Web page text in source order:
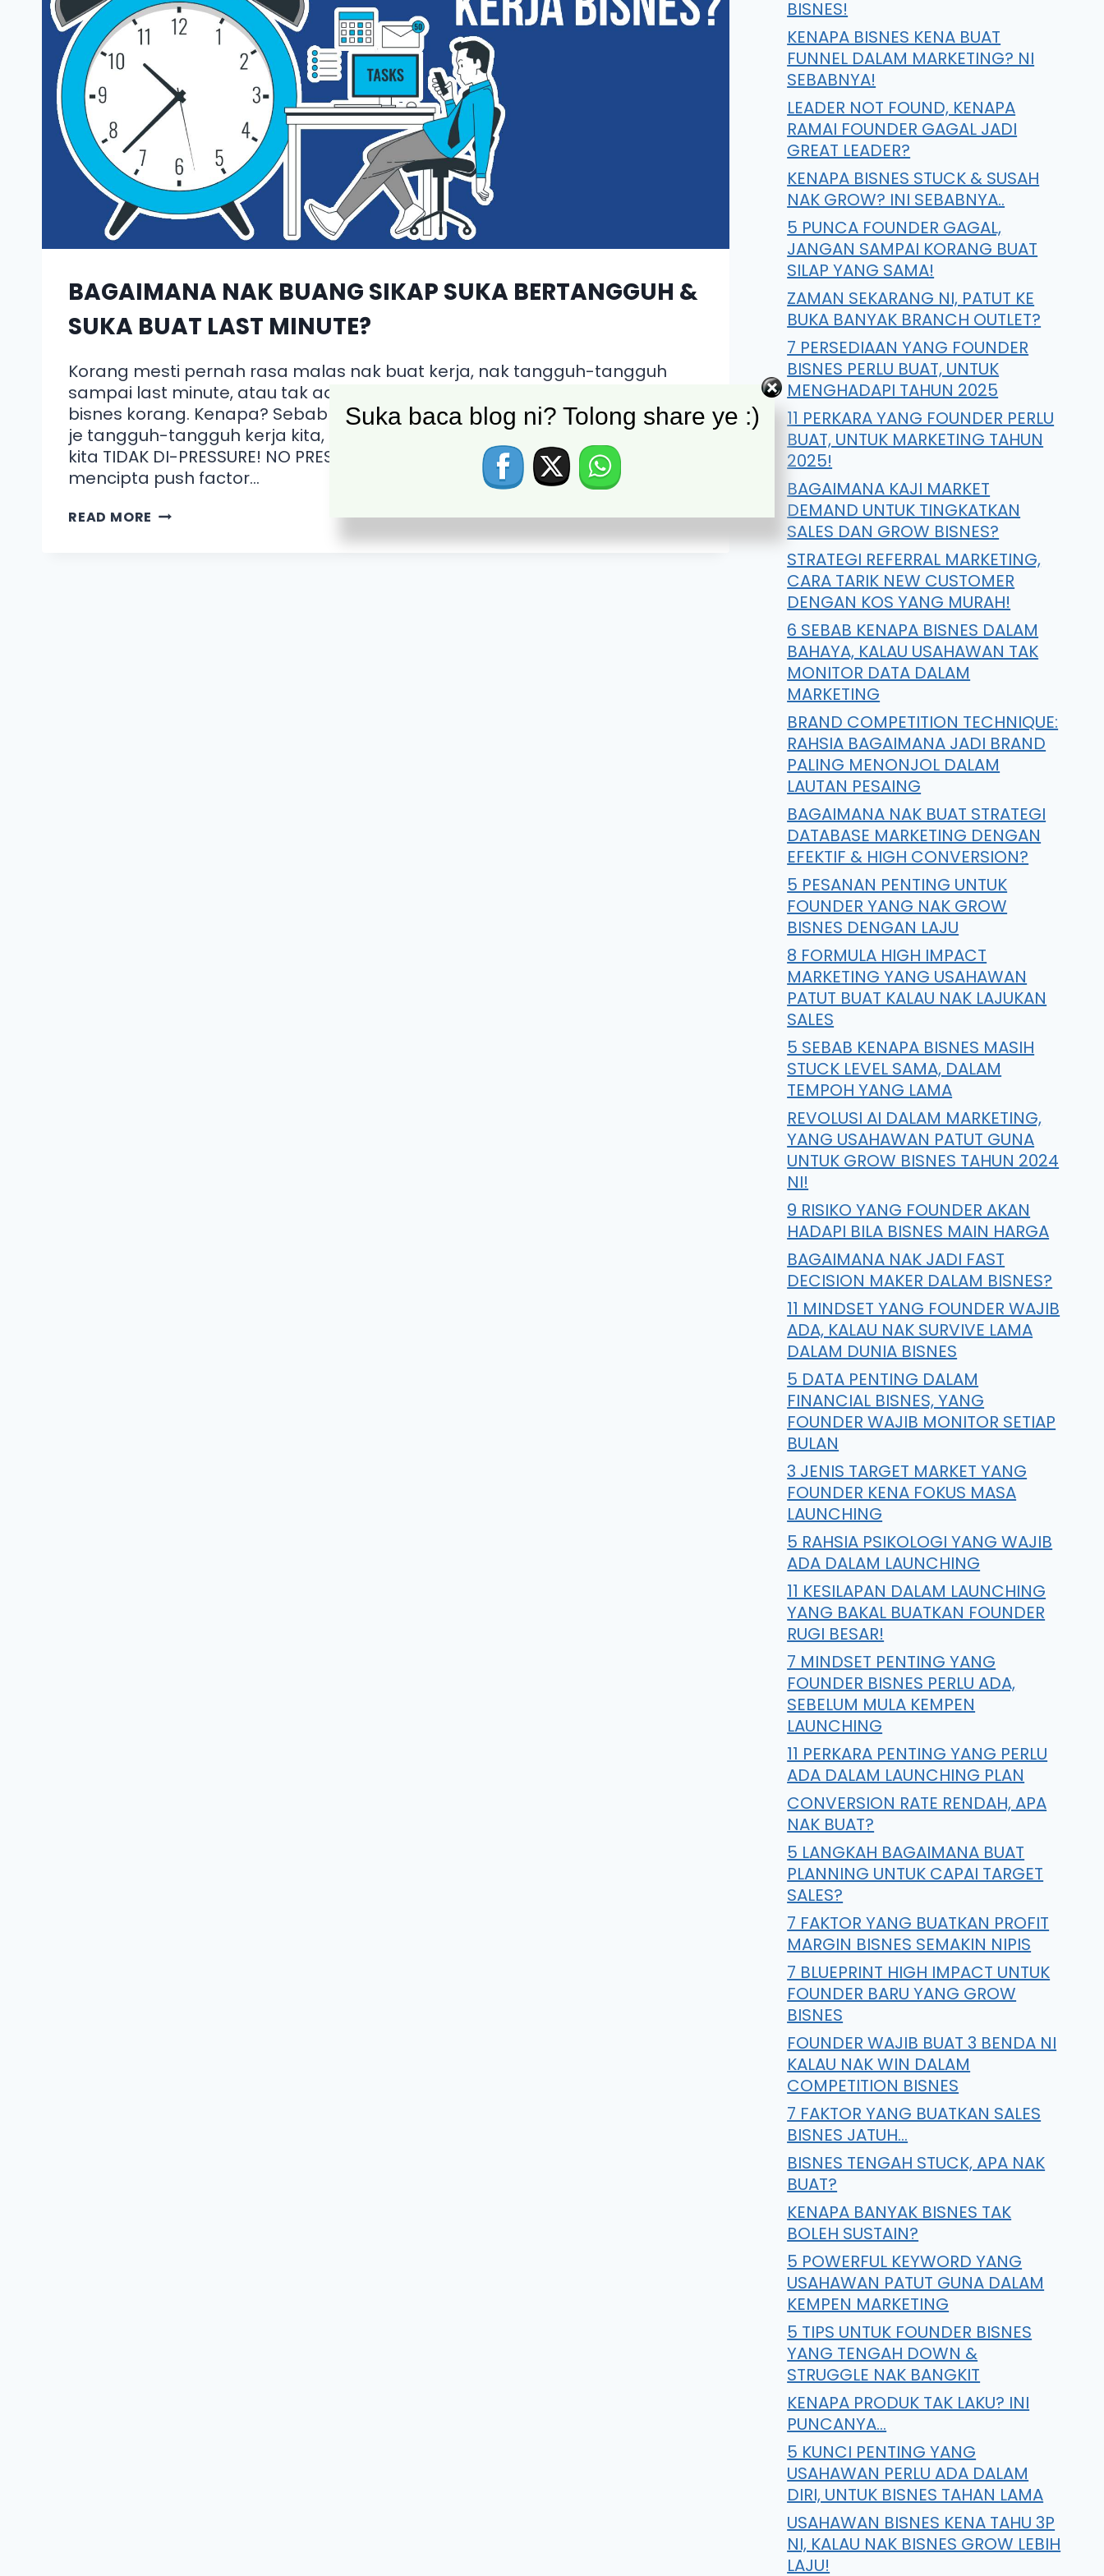
BAGAIMANA NAK BUANG SIKAP SUKA BERTANGGUH &
SUKA BUAT LAST MINUTE?
Korang mesti pernah rasa malas nak buat kerja, nak tangguh-tangguh
sampai last minute, atau tak ada motivasi langsung nak capai target
bisnes korang. Kenapa? Sebab kita tak ada pressure! Betul tak? Kita selalu
je tangguh-tangguh kerja kita, lambat-lambatkan kejayaan kita, sebab
kita TIDAK DI-PRESSURE! NO PRESSURE, NO FEAR! Bila ada pressure, ianya
mencipta push factor…
READ MORE
BISNES!
KENAPA BISNES KENA BUAT
FUNNEL DALAM MARKETING? NI
SEBABNYA!
LEADER NOT FOUND, KENAPA
RAMAI FOUNDER GAGAL JADI
GREAT LEADER?
KENAPA BISNES STUCK & SUSAH
NAK GROW? INI SEBABNYA..
5 PUNCA FOUNDER GAGAL,
JANGAN SAMPAI KORANG BUAT
SILAP YANG SAMA!
ZAMAN SEKARANG NI, PATUT KE
BUKA BANYAK BRANCH OUTLET?
7 PERSEDIAAN YANG FOUNDER
BISNES PERLU BUAT, UNTUK
MENGHADAPI TAHUN 2025
11 PERKARA YANG FOUNDER PERLU
BUAT, UNTUK MARKETING TAHUN
2025!
BAGAIMANA KAJI MARKET
DEMAND UNTUK TINGKATKAN
SALES DAN GROW BISNES?
STRATEGI REFERRAL MARKETING,
CARA TARIK NEW CUSTOMER
DENGAN KOS YANG MURAH!
6 SEBAB KENAPA BISNES DALAM
BAHAYA, KALAU USAHAWAN TAK
MONITOR DATA DALAM
MARKETING
BRAND COMPETITION TECHNIQUE:
RAHSIA BAGAIMANA JADI BRAND
PALING MENONJOL DALAM
LAUTAN PESAING
BAGAIMANA NAK BUAT STRATEGI
DATABASE MARKETING DENGAN
EFEKTIF & HIGH CONVERSION?
5 PESANAN PENTING UNTUK
FOUNDER YANG NAK GROW
BISNES DENGAN LAJU
8 FORMULA HIGH IMPACT
MARKETING YANG USAHAWAN
PATUT BUAT KALAU NAK LAJUKAN
SALES
5 SEBAB KENAPA BISNES MASIH
STUCK LEVEL SAMA, DALAM
TEMPOH YANG LAMA
REVOLUSI AI DALAM MARKETING,
YANG USAHAWAN PATUT GUNA
UNTUK GROW BISNES TAHUN 2024
NI!
9 RISIKO YANG FOUNDER AKAN
HADAPI BILA BISNES MAIN HARGA
BAGAIMANA NAK JADI FAST
DECISION MAKER DALAM BISNES?
11 MINDSET YANG FOUNDER WAJIB
ADA, KALAU NAK SURVIVE LAMA
DALAM DUNIA BISNES
5 DATA PENTING DALAM
FINANCIAL BISNES, YANG
FOUNDER WAJIB MONITOR SETIAP
BULAN
3 JENIS TARGET MARKET YANG
FOUNDER KENA FOKUS MASA
LAUNCHING
5 RAHSIA PSIKOLOGI YANG WAJIB
ADA DALAM LAUNCHING
11 KESILAPAN DALAM LAUNCHING
YANG BAKAL BUATKAN FOUNDER
RUGI BESAR!
7 MINDSET PENTING YANG
FOUNDER BISNES PERLU ADA,
SEBELUM MULA KEMPEN
LAUNCHING
11 PERKARA PENTING YANG PERLU
ADA DALAM LAUNCHING PLAN
CONVERSION RATE RENDAH, APA
NAK BUAT?
5 LANGKAH BAGAIMANA BUAT
PLANNING UNTUK CAPAI TARGET
SALES?
7 FAKTOR YANG BUATKAN PROFIT
MARGIN BISNES SEMAKIN NIPIS
7 BLUEPRINT HIGH IMPACT UNTUK
FOUNDER BARU YANG GROW
BISNES
FOUNDER WAJIB BUAT 3 BENDA NI
KALAU NAK WIN DALAM
COMPETITION BISNES
7 FAKTOR YANG BUATKAN SALES
BISNES JATUH…
BISNES TENGAH STUCK, APA NAK
BUAT?
KENAPA BANYAK BISNES TAK
BOLEH SUSTAIN?
5 POWERFUL KEYWORD YANG
USAHAWAN PATUT GUNA DALAM
KEMPEN MARKETING
5 TIPS UNTUK FOUNDER BISNES
YANG TENGAH DOWN &
STRUGGLE NAK BANGKIT
KENAPA PRODUK TAK LAKU? INI
PUNCANYA…
5 KUNCI PENTING YANG
USAHAWAN PERLU ADA DALAM
DIRI, UNTUK BISNES TAHAN LAMA
USAHAWAN BISNES KENA TAHU 3P
NI, KALAU NAK BISNES GROW LEBIH
LAJU!
Suka baca blog ni? Tolong share ye :)